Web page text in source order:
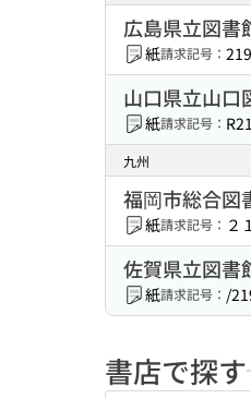
広島県立図書
紙請求記号：
山口県立山口
紙請求記号：
九州
福岡市総合図
紙請求記号： ２
佐賀県立図書
紙請求記号： /
書店で探す